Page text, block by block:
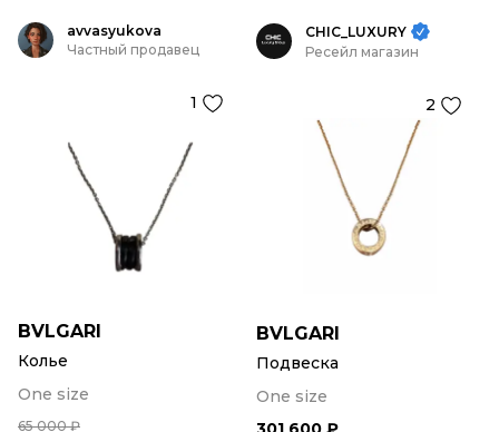
avvasyukova
Частный продавец
1
BVLGARI
Колье
One size
65 000 ₽
CHIC_LUXURY
Ресейл магазин
2
BVLGARI
Подвеска
One size